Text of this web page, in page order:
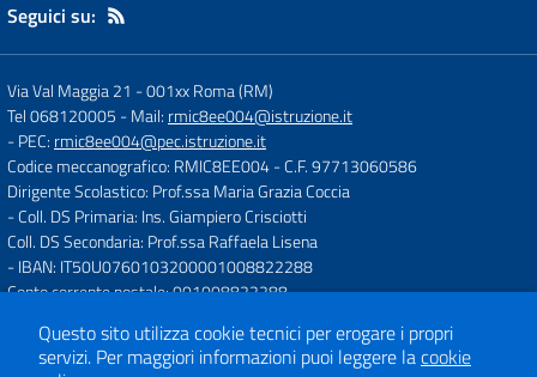
Seguici su:
Via Val Maggia 21 -001xx Roma (RM)
Tel 068120005 - Mail: rmic8ee004@istruzione.it
- PEC: rmic8ee004@pec.istruzione.it
Codice meccanografico: RMIC8EE004- C.F. 97713060586
Dirigente Scolastico: Prof.ssa Maria Grazia Coccia
- Coll. DS Primaria: Ins. Giampiero Crisciotti
Coll. DS Secondaria: Prof.ssa Raffaela Lisena
- IBAN: IT50U0760103200001008822288
Conto corrente postale: 001008822288
Concept & Design by
Designers Italia
Questo sito utilizza cookie tecnici per erogare i propri
servizi. Per maggiori informazioni puoi leggere lacookie